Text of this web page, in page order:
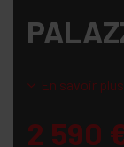
En savoir
2 590